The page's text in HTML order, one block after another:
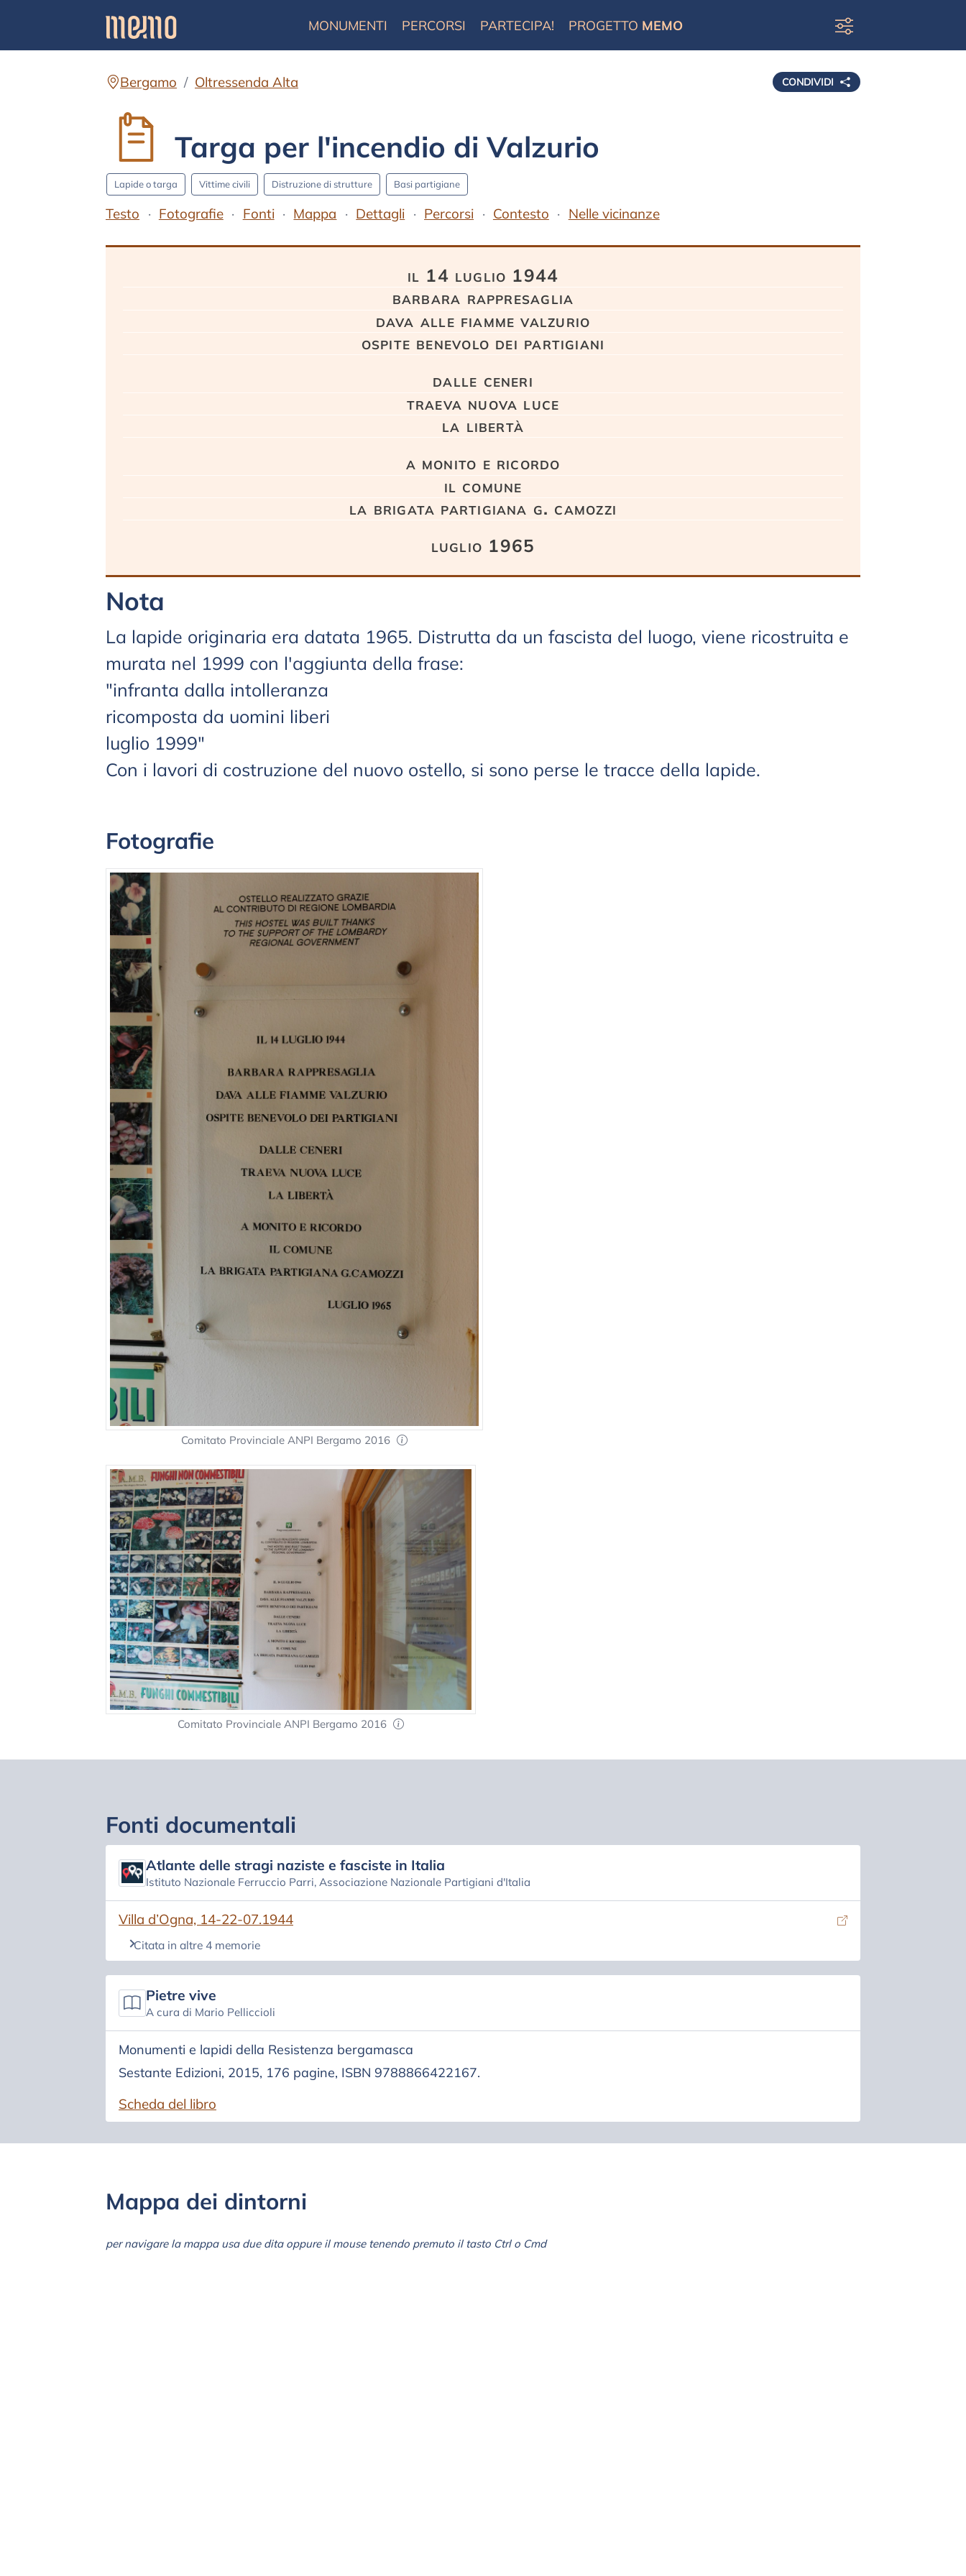
MONUMENTI PERCORSI PARTECIPA! PROGETTO MEMO
CONDIVIDI
Bergamo Oltressenda Alta
Targa per l'incendio di Valzurio
Lapide o targa Vittime civili Distruzione di strutture Basi partigiane
Testo Fotografie Fonti Mappa Dettagli Percorsi Contesto Nelle vicinanze
il 14 luglio 1944
barbara rappresaglia
dava alle fiamme valzurio
ospite benevolo dei partigiani
dalle ceneri
traeva nuova luce
la libertà
a monito e ricordo
il comune
la brigata partigiana g. camozzi
luglio 1965
Nota
La lapide originaria era datata 1965. Distrutta da un fascista del luogo, viene ricostruita e
murata nel 1999 con l'aggiunta della frase:
"infranta dalla intolleranza
ricomposta da uomini liberi
luglio 1999"
Con i lavori di costruzione del nuovo ostello, si sono perse le tracce della lapide.
Fotografie
Comitato Provinciale ANPI Bergamo 2016
Comitato Provinciale ANPI Bergamo 2016
Fonti documentali
Atlante delle stragi naziste e fasciste in Italia
Istituto Nazionale Ferruccio Parri, Associazione Nazionale Partigiani d'Italia
Villa d’Ogna, 14-22-07.1944
(si apre in una nuova scheda)
Citata in altre 4 memorie
Pietre vive
A cura di Mario Pelliccioli
Monumenti e lapidi della Resistenza bergamasca
Sestante Edizioni, 2015, 176 pagine, ISBN 9788866422167.
Scheda del libro
Mappa dei dintorni
per navigare la mappa usa due dita oppure il mouse tenendo premuto il tasto Ctrl o Cmd